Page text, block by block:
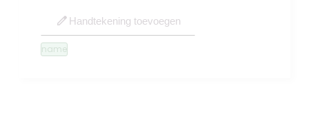
edit Handtekening toevoegen
name